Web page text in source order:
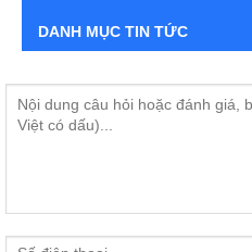
DANH MỤC TIN TỨC